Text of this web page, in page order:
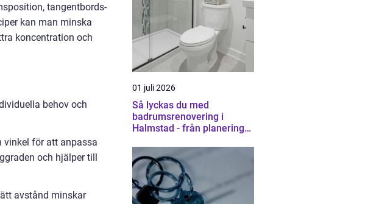
tangentbords-
kan man minska
koncentration och
behov och
vinkel för att anpassa
och hjälper till
avstånd minskar
01 juli 2026
Så lyckas du med
badrumsrenovering i
Halmstad - från planering